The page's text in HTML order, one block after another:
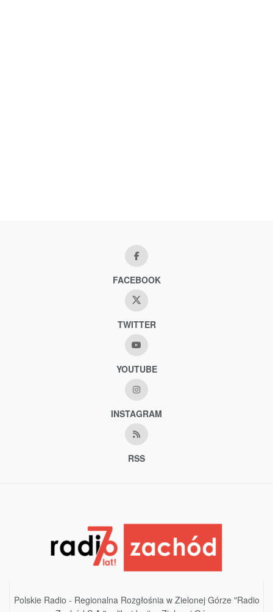
FACEBOOK
TWITTER
YOUTUBE
INSTAGRAM
RSS
Polskie Radio - Regionalna Rozgłośnia w Zielonej Górze "Radio